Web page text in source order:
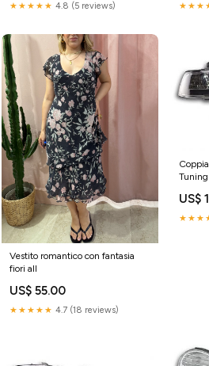
★★★★★ 4.8 (5 reviews)
Vestito romantico con fantasia
fiori all
US$ 55.00
★★★★★ 4.7 (18 reviews)
US$